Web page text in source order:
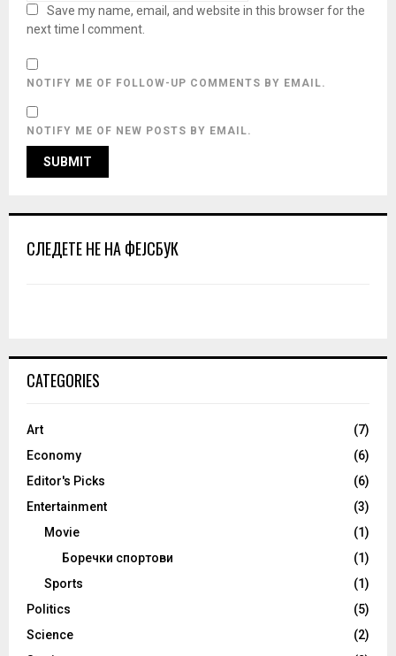
Save my name, email, and website in this browser for the
next time I comment.
NOTIFY ME OF FOLLOW-UP COMMENTS BY EMAIL.
NOTIFY ME OF NEW POSTS BY EMAIL.
СЛЕДЕТЕ НЕ НА ФЕЈСБУК
CATEGORIES
Art
(7)
Economy
(6)
Editor's Picks
(6)
Entertainment
(3)
Movie
(1)
Боречки спортови
(1)
Sports
(1)
Politics
(5)
Science
(2)